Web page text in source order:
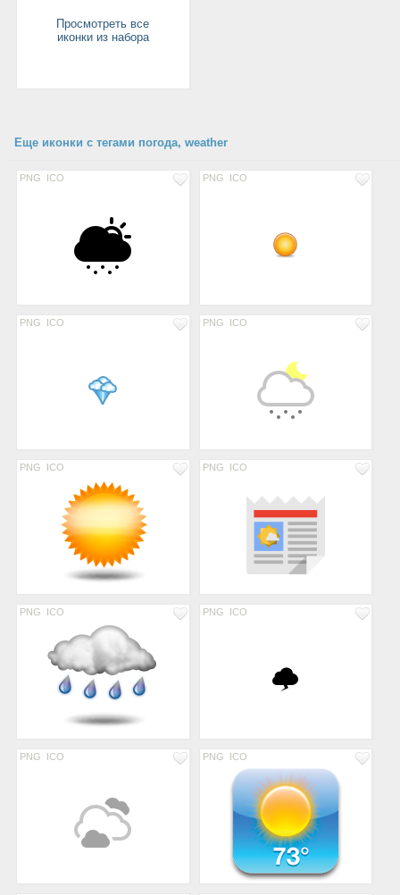
Просмотреть все
иконки из набора
Еще иконки с тегами погода, weather
PNG ICO PNG ICO
PNG ICO PNG ICO
PNG ICO PNG ICO
PNG ICO PNG ICO
PNG ICO PNG ICO